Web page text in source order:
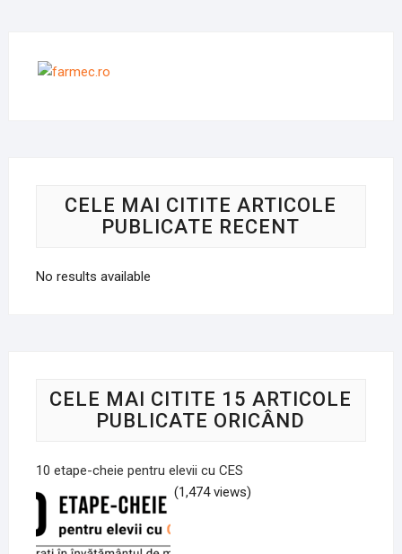
CELE MAI CITITE ARTICOLE
PUBLICATE RECENT
No results available
CELE MAI CITITE 15 ARTICOLE
PUBLICATE ORICÂND
10 etape-cheie pentru elevii cu CES
(1,474 views)